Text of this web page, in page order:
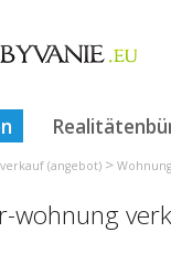
(angebot) >
wohnung